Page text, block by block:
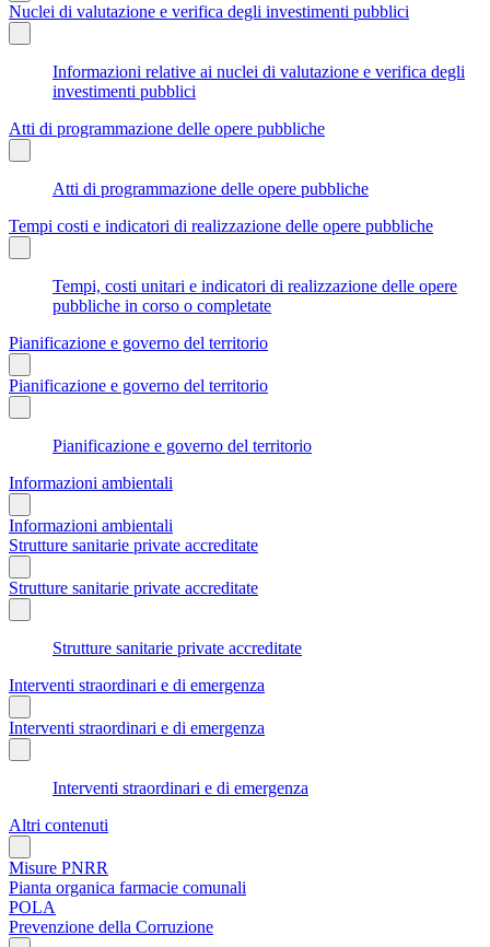
Nuclei di valutazione e verifica degli investimenti pubblici
Informazioni relative ai nuclei di valutazione e verifica degli
investimenti pubblici
Atti di programmazione delle opere pubbliche
Atti di programmazione delle opere pubbliche
Tempi costi e indicatori di realizzazione delle opere pubbliche
Tempi, costi unitari e indicatori di realizzazione delle opere
pubbliche in corso o completate
Pianificazione e governo del territorio
Pianificazione e governo del territorio
Pianificazione e governo del territorio
Informazioni ambientali
Informazioni ambientali
Strutture sanitarie private accreditate
Strutture sanitarie private accreditate
Strutture sanitarie private accreditate
Interventi straordinari e di emergenza
Interventi straordinari e di emergenza
Interventi straordinari e di emergenza
Altri contenuti
Misure PNRR
Pianta organica farmacie comunali
POLA
Prevenzione della Corruzione